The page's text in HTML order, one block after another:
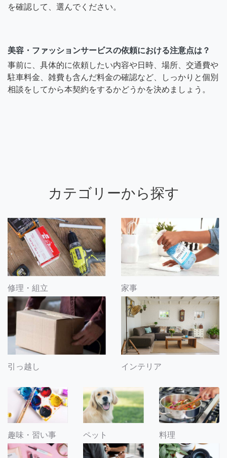
を確認して、選んでください。
美容・ファッションサービスの依頼における注意点は？
事前に、具体的に依頼したい内容や日時、場所、交通費や
駐車料金、雑費も含んだ料金の確認など、しっかりと個別
相談をしてから本契約をするかどうかを決めましょう。
カテゴリーから探す
修理・組立 家事
引っ越し インテリア
趣味・習い事 ペット 料理